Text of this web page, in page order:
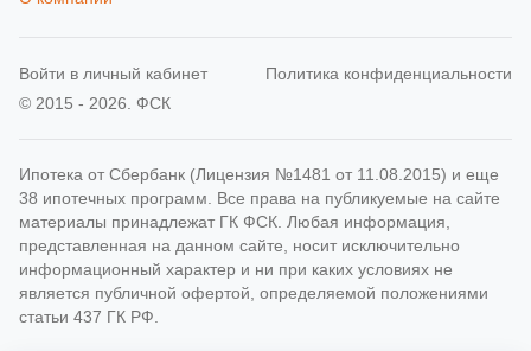
© 2015 - 2026. ФСК
Политика конфиденциальности
Ипотека от Сбербанк (Лицензия №1481 от 11.08.2015) и еще
38 ипотечных программ. Все права на публикуемые на сайте
материалы принадлежат ГК ФСК. Любая информация,
представленная на данном сайте, носит исключительно
информационный характер и ни при каких условиях не
является публичной офертой, определяемой положениями
статьи 437 ГК РФ.
Войти в личный кабинет